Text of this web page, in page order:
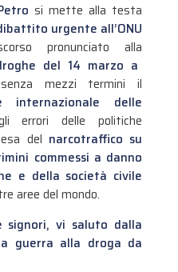
si mette alla testa
urgente all’ONU
pronunciato alla
del 14 marzo a
mezzi termini il
delle
errori delle politiche
del narcotraffico su
commessi a danno
e della società civile
aree del mondo.
signori, vi saluto dalla
guerra alla droga da